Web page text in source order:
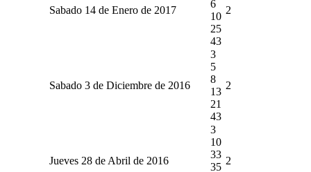
Sabado 14 de Enero de 2017
6
10
25
43
2
Sabado 3 de Diciembre de 2016
3
5
8
13
21
43
2
Jueves 28 de Abril de 2016
3
10
33
35
2